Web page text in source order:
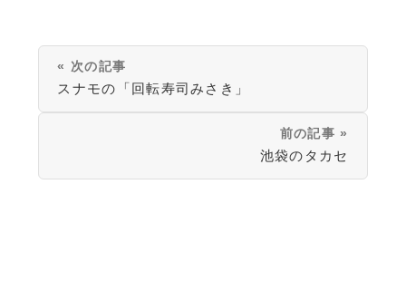
« 次の記事
スナモの「回転寿司みさき」
前の記事 »
池袋のタカセ